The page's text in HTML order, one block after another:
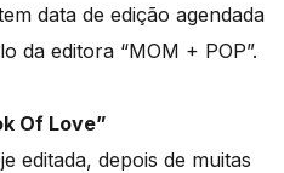
data de edição agendada
da editora “MOM + POP”.
Of Love”
editada, depois de muitas